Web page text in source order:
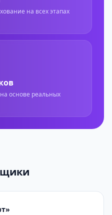
на всех этапах
основе реальных